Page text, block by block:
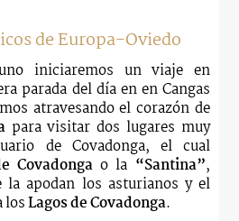
de Europa-Oviedo
iniciaremos un viaje en
parada del día en en Cangas
atravesando el corazón de
para visitar dos lugares muy
de Covadonga, el cual
Covadonga o la “Santina”,
la apodan los asturianos y el
losLagos de Covadonga.